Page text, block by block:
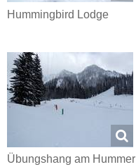
Hummingbird Lodge
Übungshang am Hummer